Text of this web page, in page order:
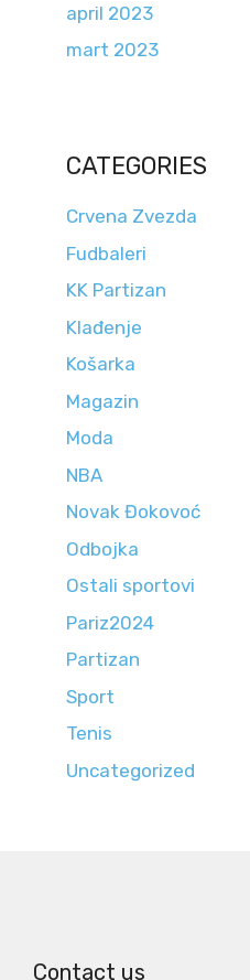
april 2023
mart 2023
CATEGORIES
Crvena Zvezda
Fudbaleri
KK Partizan
Klađenje
Košarka
Magazin
Moda
NBA
Novak Đokovoć
Odbojka
Ostali sportovi
Pariz2024
Partizan
Sport
Tenis
Uncategorized
Contact us